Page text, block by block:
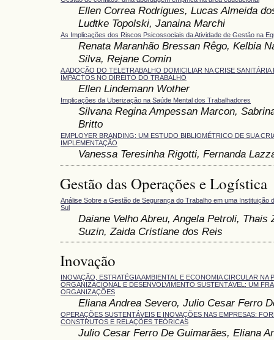
Ellen Correa Rodrigues, Lucas Almeida
Ludtke Topolski, Janaina Marchi
As Implicações dos Riscos Psicossociais da Atividade de Gestão na
Renata Maranhão Bressan Rêgo, Kelbia
Silva, Rejane Comin
A ADOÇÃO DO TELETRABALHO DOMICILIAR NA CRISE
IMPACTOS NO DIREITO DO TRABALHO
Ellen Lindemann Wother
Implicações da Uberização na Saúde Mental dos Trabalhadores
Silvana Regina Ampessan Marcon,
Britto
EMPLOYER BRANDING: UM ESTUDO BIBLIOMÉTRICO DE SUA
IMPLEMENTAÇÃO
Vanessa Teresinha Rigotti, Fernanda
Gestão das Operações e Logística
Análise Sobre a Gestão de Segurança do Trabalho em uma Instituição
Sul
Daiane Velho Abreu, Angela Petroli, Thais
Suzin, Zaida Cristiane dos Reis
Inovação
INOVAÇÃO, ESTRATÉGIA AMBIENTAL E ECONOMIA CIRCULAR NA
ORGANIZACIONAL E DESENVOLVIMENTO SUSTENTÁVEL: UM
ORGANIZAÇÕES
Eliana Andrea Severo, Julio Cesar Ferro
OPERAÇÕES SUSTENTÁVEIS E INOVAÇÕES NAS EMPRESAS:
CONSTRUTOS E RELAÇÕES TEÓRICAS
Julio Cesar Ferro De Guimarães, Eliana